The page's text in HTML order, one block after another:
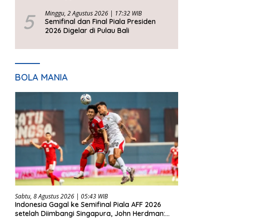
5 Minggu, 2 Agustus 2026 | 17:32 WIB
Semifinal dan Final Piala Presiden
2026 Digelar di Pulau Bali
BOLA MANIA
Sabtu, 8 Agustus 2026 | 05:43 WIB
Indonesia Gagal ke Semifinal Piala AFF 2026
setelah Diimbangi Singapura, John Herdman: